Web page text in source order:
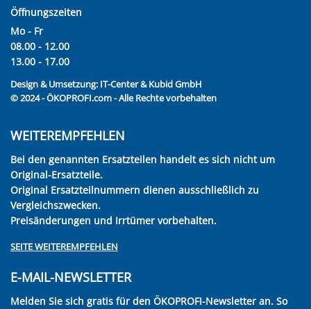
Öffnungszeiten
Mo - Fr
08.00 - 12.00
13.00 - 17.00
Design & Umsetzung: IT-Center & Kubid GmbH
© 2024 - ÖKOPROFI.com - Alle Rechte vorbehalten
WEITEREMPFEHLEN
Bei den genannten Ersatzteilen handelt es sich nicht um
Original-Ersatzteile.
Original Ersatzteilnummern dienen ausschließlich zu
Vergleichszwecken.
Preisänderungen und Irrtümer vorbehalten.
SEITE WEITEREMPFEHLEN
E-MAIL-NEWSLETTER
Melden Sie sich gratis für den ÖKOPROFI-Newsletter an. So